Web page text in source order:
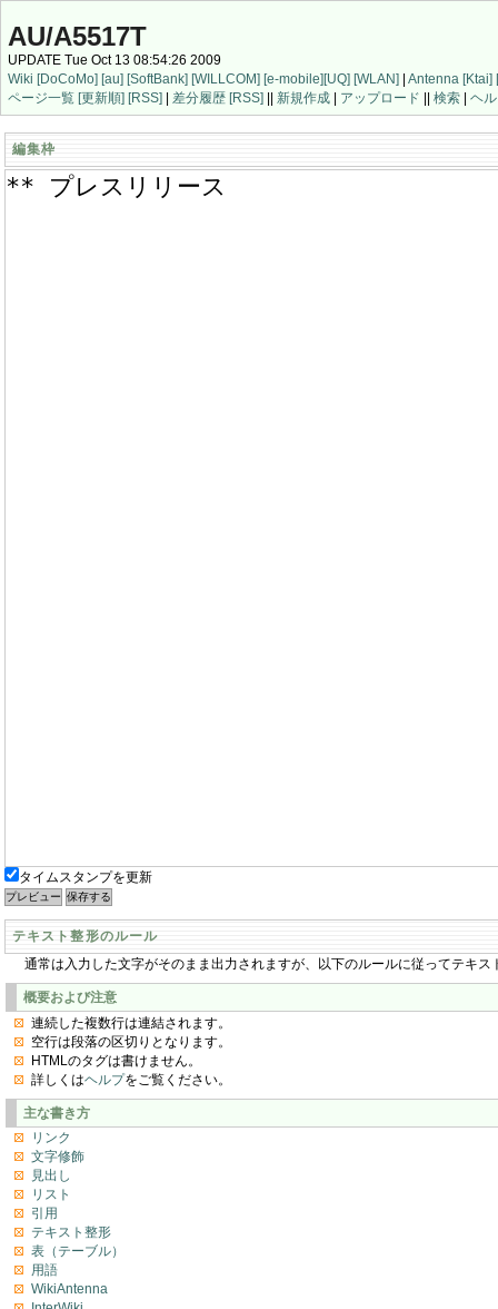
AU/A5517T
UPDATE Tue Oct 13 08:54:26 2009
Wiki [DoCoMo] [au] [SoftBank] [WILLCOM] [e-mobile][UQ] [WLAN] | Antenna [Ktai]
ページ一覧 [更新順] [RSS] | 差分履歴 [RSS] || 新規作成 | アップロード || 検索 | ヘ
編集枠
タイムスタンプを更新
テキスト整形のルール
通常は入力した文字がそのまま出力されますが、以下のルールに従ってテキス
概要および注意
連続した複数行は連結されます。
空行は段落の区切りとなります。
HTMLのタグは書けません。
詳しくはヘルプをご覧ください。
主な書き方
リンク
文字修飾
見出し
リスト
引用
テキスト整形
表（テーブル）
用語
WikiAntenna